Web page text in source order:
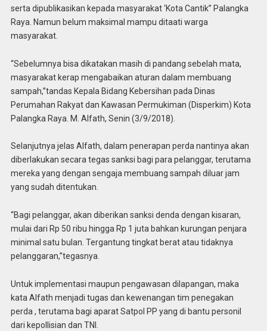
serta dipublikasikan kepada masyarakat ‘Kota Cantik” Palangka
Raya. Namun belum maksimal mampu ditaati warga
masyarakat.
“Sebelumnya bisa dikatakan masih di pandang sebelah mata,
masyarakat kerap mengabaikan aturan dalam membuang
sampah,”tandas Kepala Bidang Kebersihan pada Dinas
Perumahan Rakyat dan Kawasan Permukiman (Disperkim) Kota
Palangka Raya. M. Alfath, Senin (3/9/2018).
Selanjutnya jelas Alfath, dalam penerapan perda nantinya akan
diberlakukan secara tegas sanksi bagi para pelanggar, terutama
mereka yang dengan sengaja membuang sampah diluar jam
yang sudah ditentukan.
“Bagi pelanggar, akan diberikan sanksi denda dengan kisaran,
mulai dari Rp 50 ribu hingga Rp 1 juta bahkan kurungan penjara
minimal satu bulan. Tergantung tingkat berat atau tidaknya
pelanggaran,”tegasnya.
Untuk implementasi maupun pengawasan dilapangan, maka
kata Alfath menjadi tugas dan kewenangan tim penegakan
perda , terutama bagi aparat Satpol PP yang di bantu personil
dari kepollisian dan TNI.